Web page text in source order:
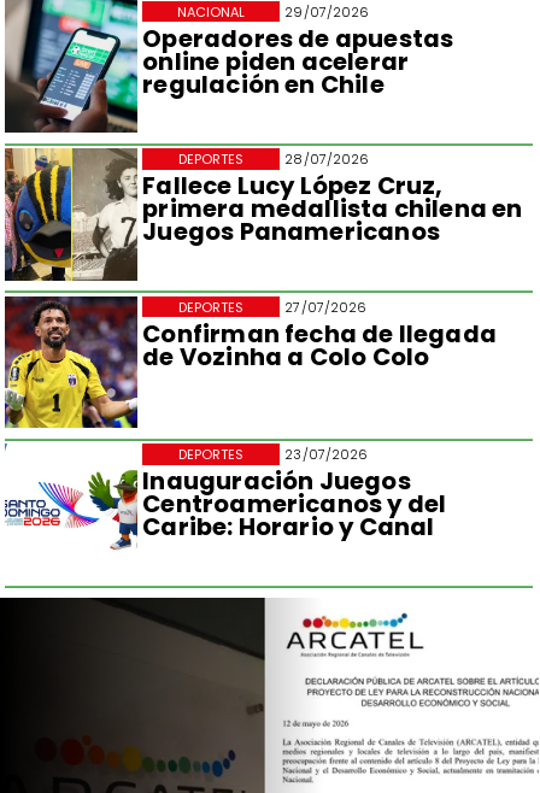
29/07/2026
Operadores de apuestas
online piden acelerar
regulación en Chile
NACIONAL
28/07/2026
Fallece Lucy López Cruz,
primera medallista chilena en
Juegos Panamericanos
DEPORTES
27/07/2026
Confirman fecha de llegada
de Vozinha a Colo Colo
DEPORTES
23/07/2026
Inauguración Juegos
Centroamericanos y del
Caribe: Horario y Canal
DEPORTES